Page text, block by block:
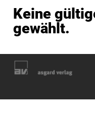
Keine
gewählt.